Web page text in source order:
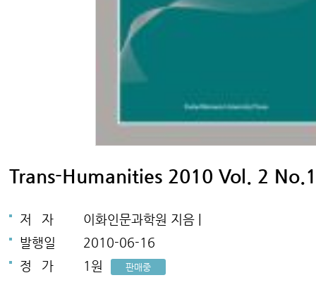
Trans-Humanities 2010 Vol. 2 No.1
저 자
이화인문과학원 지음 |
발행일
2010-06-16
정
가 1원 판매중